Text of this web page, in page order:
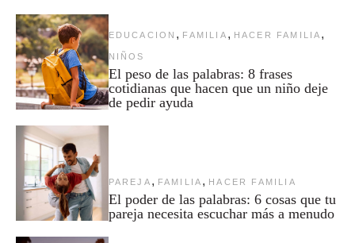
EDUCACION , FAMILIA , HACER FAMILIA ,
NIÑOS
El peso de las palabras: 8 frases
cotidianas que hacen que un niño deje
de pedir ayuda
PAREJA , FAMILIA , HACER FAMILIA
El poder de las palabras: 6 cosas que tu
pareja necesita escuchar más a menudo